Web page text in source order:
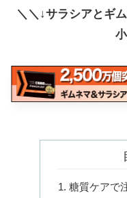
＼＼↓サラシアとギ
糖質ケアで